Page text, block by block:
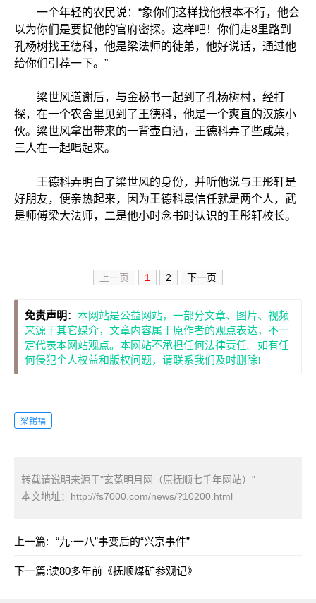
一个年轻的农民说：“象你们这样找他根本不行，他会
以为你们是要捉他的官府密探。这样吧！你们走8里路到
孔杨树找王德科，他是梁法师的徒弟，他好说话，通过他
给你们引荐一下。”
梁世风道谢后，与金秘书一起到了孔杨树村，经打
探，在一个农舍里见到了王德科，他是一个爽直的汉族小
伙。梁世风拿出带来的一背壶白酒，王德科弄了些咸菜，
三人在一起喝起来。
王德科弄明白了梁世风的身份，并听他说与王彤轩是
好朋友，便亲热起来，因为王德科最信任就是两个人，武
是师傅梁大法师，二是他小时念书时认识的王彤轩校长。
上一页 1 2 下一页
免责声明 ： 本网站是公益网站，一部分文章、图片、视频
来源于其它媒介，文章内容属于原作者的观点表达，不一
定代表本网站观点。本网站不承担任何法律责任。如有任
何侵犯个人权益和版权问题，请联系我们及时删除!
梁锡福
转载请说明来源于"玄菟明月网（原抚顺七千年网站）"
本文地址： http://fs7000.com/news/?10200.html
上一篇: “九·一八”事变后的“兴京事件”
下一篇:读80多年前《抚顺煤矿参观记》